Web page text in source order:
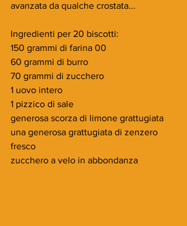
avanzata da qualche crostata...
Ingredienti per 20 biscotti:
150 grammi di farina 00
60 grammi di burro
70 grammi di zucchero
1 uovo intero
1 pizzico di sale
generosa scorza di limone grattugiata
una generosa grattugiata di zenzero
fresco
zucchero a velo in abbondanza